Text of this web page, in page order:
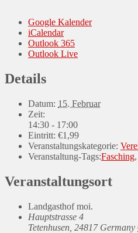
Google Kalender
iCalendar
Outlook 365
Outlook Live
Details
Datum: 15. Februar
Zeit:
14:30 - 17:00
Eintritt: €1,99
Veranstaltungskategorie:
Veranstaltung-Tags:Fasching,
Veranstaltungsort
Landgasthof moi.
Hauptstrasse 4
Tetenhusen 24817 Germany